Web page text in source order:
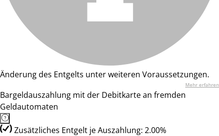
Änderung des Entgelts unter weiteren Voraussetzungen.
Mehr erfahren
Bargeldauszahlung mit der Debitkarte an fremden
Geldautomaten
Zusätzliches Entgelt je Auszahlung: 2.00%